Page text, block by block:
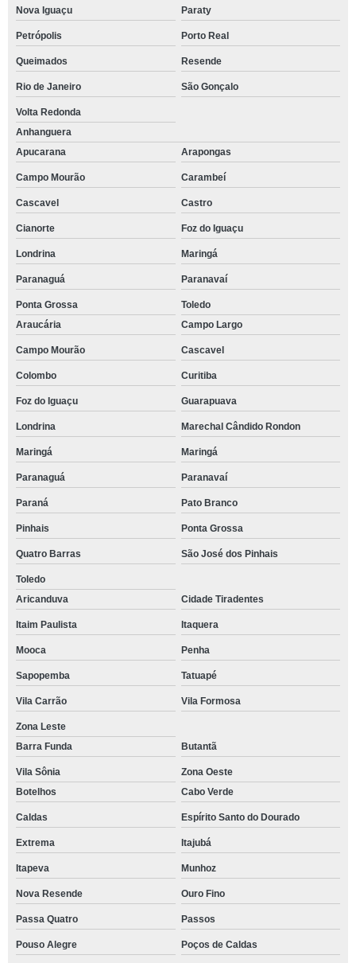
Nova Iguaçu Paraty
Petrópolis Porto Real
Queimados Resende
Rio de Janeiro São Gonçalo
Volta Redonda
Anhanguera
Apucarana
Arapongas
Campo Mourão Carambeí
Cascavel Castro
Cianorte Foz do Iguaçu
Londrina Maringá
Paranaguá Paranavaí
Ponta Grossa
Toledo
Araucária
Campo Largo
Campo Mourão Cascavel
Colombo Curitiba
Foz do Iguaçu Guarapuava
Londrina Marechal Cândido Rondon
Maringá Maringá
Paranaguá Paranavaí
Paraná Pato Branco
Pinhais Ponta Grossa
Quatro Barras São José dos Pinhais
Toledo
Aricanduva
Cidade Tiradentes
Itaim Paulista Itaquera
Mooca Penha
Sapopemba Tatuapé
Vila Carrão Vila Formosa
Zona Leste
Barra Funda
Butantã
Vila Sônia
Zona Oeste
Botelhos
Cabo Verde
Caldas Espírito Santo do Dourado
Extrema Itajubá
Itapeva Munhoz
Nova Resende Ouro Fino
Passa Quatro Passos
Pouso Alegre Poços de Caldas